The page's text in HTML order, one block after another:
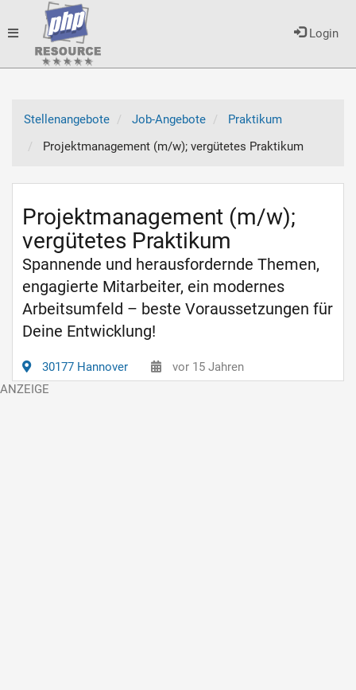
Login
Toggle
Stellenangebote
Job-Angebote
Praktikum
Projektmanagement (m/w); vergütetes Praktikum
Projektmanagement (m/w);
vergütetes Praktikum
Spannende und herausfordernde Themen,
engagierte Mitarbeiter, ein modernes
Arbeitsumfeld – beste Voraussetzungen für
Deine Entwicklung!
30177 Hannover vor 15 Jahren